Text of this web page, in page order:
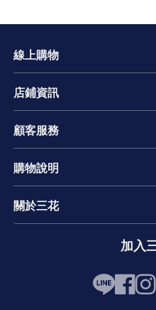
線上購物
店鋪資訊
顧客服務
購物說明
關於三花
加入